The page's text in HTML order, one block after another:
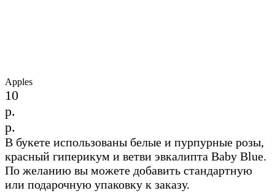
Apples
10
р.
р.
В букете использованы белые и пурпурные розы,
красный гиперикум и ветви эвкалипта Baby Blue.
По желанию вы можете добавить стандартную
или подарочную упаковку к заказу.